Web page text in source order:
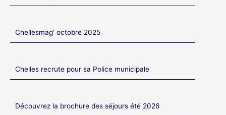
Chellesmag' octobre 2025
Chelles recrute pour sa Police municipale
Découvrez la brochure des séjours été 2026